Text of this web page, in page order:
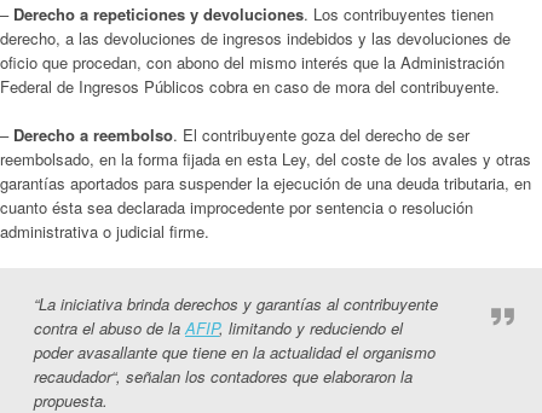
– Derecho a repeticiones y devoluciones. Los contribuyentes tienen
derecho, a las devoluciones de ingresos indebidos y las devoluciones de
oficio que procedan, con abono del mismo interés que la Administración
Federal de Ingresos Públicos cobra en caso de mora del contribuyente.
– Derecho a reembolso. El contribuyente goza del derecho de ser
reembolsado, en la forma fijada en esta Ley, del coste de los avales y otras
garantías aportados para suspender la ejecución de una deuda tributaria, en
cuanto ésta sea declarada improcedente por sentencia o resolución
administrativa o judicial firme.
“La iniciativa brinda derechos y garantías al contribuyente
contra el abuso de la AFIP, limitando y reduciendo el
poder avasallante que tiene en la actualidad el organismo
recaudador“, señalan los contadores que elaboraron la
propuesta.